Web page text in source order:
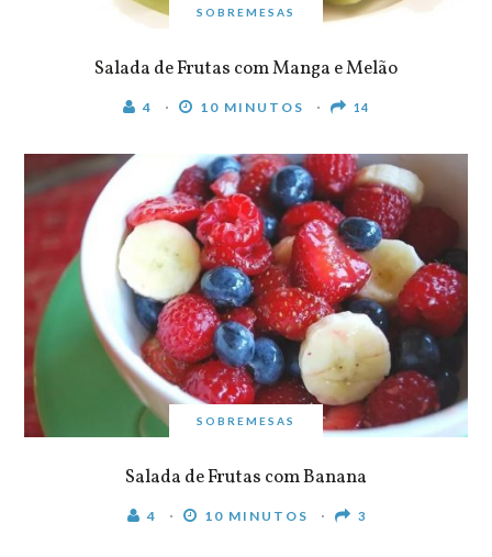
SOBREMESAS
Salada de Frutas com Manga e Melão
4 10 MINUTOS 14
SOBREMESAS
Salada de Frutas com Banana
4 10 MINUTOS 3